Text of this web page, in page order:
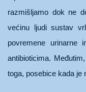
razmišljamo dok ne
većinu ljudi sustav
povremene urinarne
antibioticima.
toga, posebice kada je